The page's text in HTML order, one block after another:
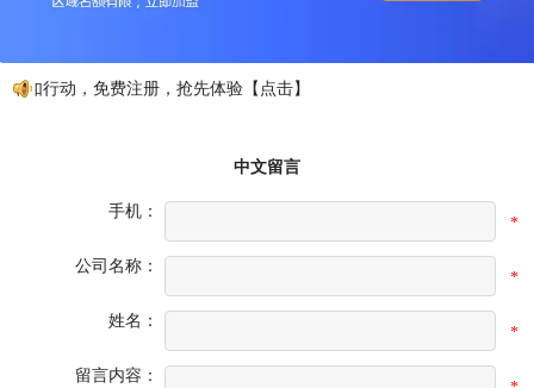
如行动，免费注册，抢先体验【点击】
中文留言
手机：
*
公司名称：
*
姓名：
*
留言内容：